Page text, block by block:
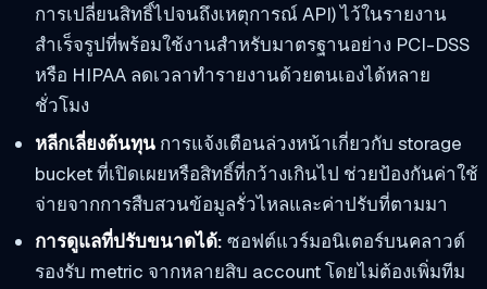
การเปลี่ยนสิทธิ์ไปจนถึงเหตุการณ์ API) ไว้ในรายงาน
สำเร็จรูปที่พร้อมใช้งานสำหรับมาตรฐานอย่าง PCI-DSS
หรือ HIPAA ลดเวลาทำรายงานด้วยตนเองได้หลาย
ชั่วโมง
หลีกเลี่ยงต้นทุนการแจ้งเตือนล่วงหน้าเกี่ยวกับ storage
bucket ที่เปิดเผยหรือสิทธิ์ที่กว้างเกินไป ช่วยป้องกันค่าใช้
จ่ายจากการสืบสวนข้อมูลรั่วไหลและค่าปรับที่ตามมา
การดูแลที่ปรับขนาดได้: ซอฟต์แวร์มอนิเตอร์บนคลาวด์
รองรับ metric จากหลายสิบ account โดยไม่ต้องเพิ่มทีม